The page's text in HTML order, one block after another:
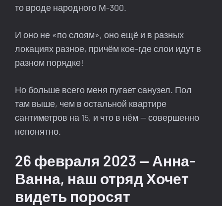
то вроде народного М-300.
И оно не «по слоям», оно ещё и в разных
локациях разное, причём кое-где слои идут в
разном порядке!
Но больше всего меня пугает санузел. Пол
там выше, чем в остальной квартире
сантиметров на 15, и что в нём — совершенно
непонятно.
26 февраля 2023 — Анна-
Ванна, наш отряд Хочет
видеть поросят